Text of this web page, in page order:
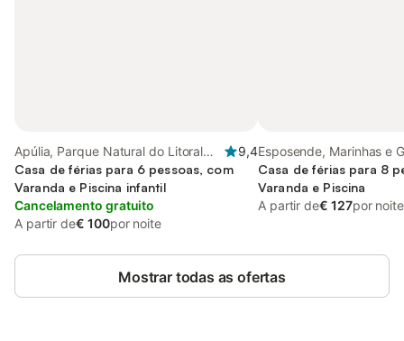
Apúlia, Parque Natural do Litoral
Norte
9,4
Casa de férias para 6 pessoas, com
Varanda e Piscina infantil
Cancelamento gratuito
A partir de€ 100por noite
Esposende, Marinhas e
Parque Natural do
Casa de férias para 8
Varanda e Piscina
A partir de€ 127por noite
Mostrar todas as ofertas